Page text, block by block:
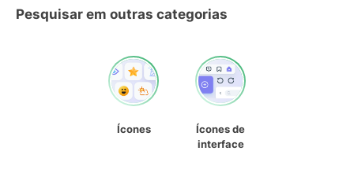
Pesquisar em outras categorias
Ícones
Ícones de
interface